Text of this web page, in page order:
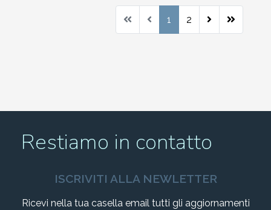
1 2
Restiamo in contatto
ISCRIVITI ALLA NEWLETTER
Ricevi nella tua casella email tutti gli aggiornamenti